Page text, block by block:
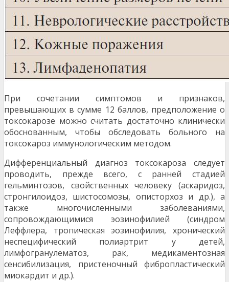
При сочетании симптомов и признаков,
превышающих в сумме 12 баллов, предположение о
токсокарозе можно считать достаточно клинически
обоснованным, чтобы обследовать больного на
токсокароз иммунологическим методом.
Дифференциальный диагноз токсокароза следует
проводить, прежде всего, с ранней стадией
гельминтозов, свойственных человеку (аскаридоз,
стронгилоидоз, шистосомозы, описторхоз и др.), а
также многочисленными заболеваниями,
сопровождающимися эозинофилией (синдром
Леффлера, тропическая эозинофилия, хронический
неспецифический полиартрит у детей,
лимфогранулематоз, рак, медикаментозная
сенсибилизация, пристеночный фибропластический
миокардит и др.).